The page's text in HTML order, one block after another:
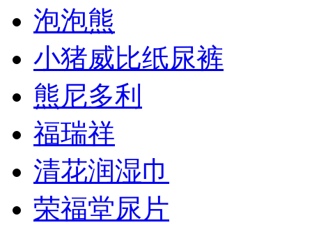
泡泡熊
小猪威比纸尿裤
熊尼多利
福瑞祥
清花润湿巾
荣福堂尿片